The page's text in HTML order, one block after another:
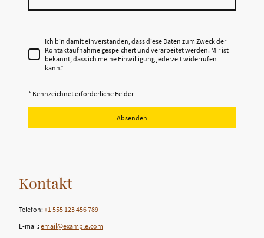
Ich bin damit einverstanden, dass diese Daten zum Zweck der
Kontaktaufnahme gespeichert und verarbeitet werden. Mir ist
bekannt, dass ich meine Einwilligung jederzeit widerrufen
kann.*
* Kennzeichnet erforderliche Felder
Absenden
Kontakt
Telefon: +1 555 123 456 789
E-mail: email@example.com